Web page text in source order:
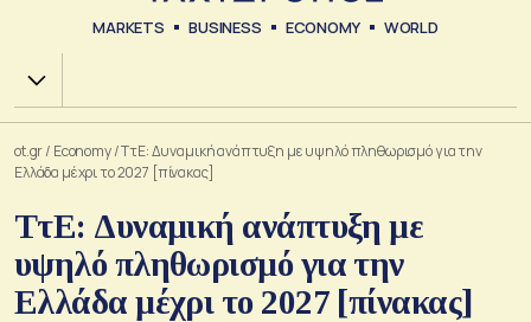
MARKETS BUSINESS ECONOMY WORLD
Χ.Α.
ot.gr/ Economy/ΤτΕ: Δυναμική ανάπτυξη με υψηλό πληθωρισμό για την
Ελλάδα μέχρι το 2027 [πίνακας]
ΤτΕ: Δυναμική ανάπτυξη με
υψηλό πληθωρισμό για την
Ελλάδα μέχρι το 2027 [πίνακας]